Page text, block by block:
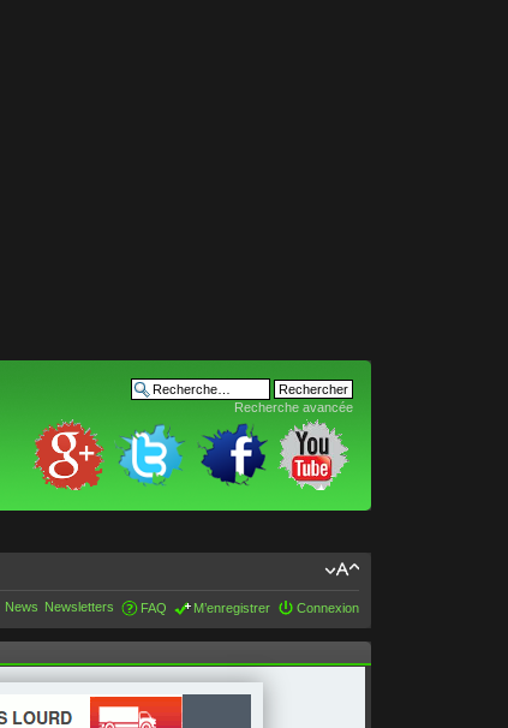
Recherche avancée
News Newsletters FAQ M’enregistrer Connexion